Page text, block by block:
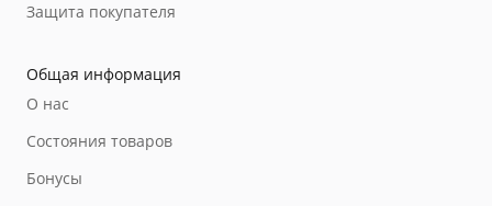
Защита покупателя
Общая информация
О нас
Состояния товаров
Бонусы